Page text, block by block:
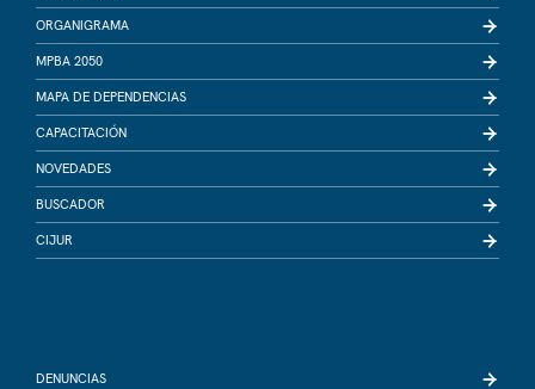
ORGANIGRAMA
MPBA 2050
MAPA DE DEPENDENCIAS
CAPACITACIÓN
NOVEDADES
BUSCADOR
CIJUR
DENUNCIAS